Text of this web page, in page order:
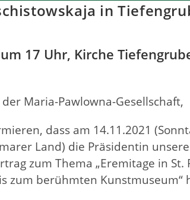
in
17 Uhr, Kirche
Maria-Pawlowna-Gesellschaft,
dass am 14.11.2021
Land) die Präsidentin
zum Thema „Eremitage in St.
zum berühmten Kunstmuseum“